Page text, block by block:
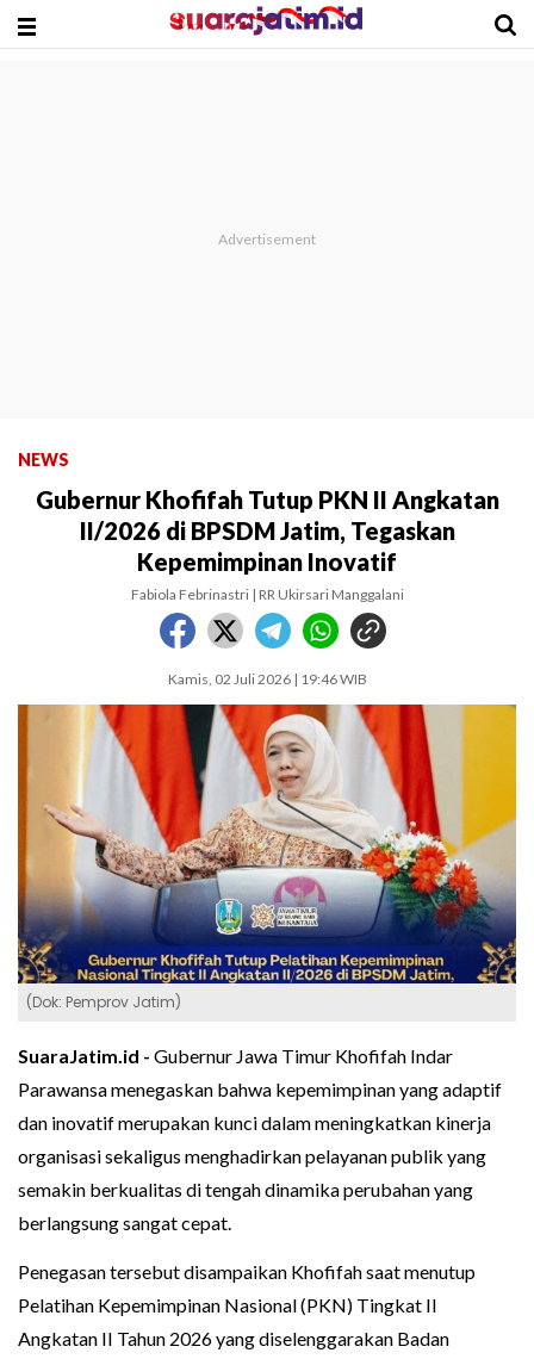
NEWS
Gubernur Khofifah Tutup PKN II Angkatan
II/2026 di BPSDM Jatim, Tegaskan
Kepemimpinan Inovatif
Fabiola Febrinastri | RR Ukirsari Manggalani
Kamis, 02 Juli 2026 | 19:46 WIB
(Dok: Pemprov Jatim)
SuaraJatim.id - Gubernur Jawa Timur Khofifah Indar
Parawansa menegaskan bahwa kepemimpinan yang adaptif
dan inovatif merupakan kunci dalam meningkatkan kinerja
organisasi sekaligus menghadirkan pelayanan publik yang
semakin berkualitas di tengah dinamika perubahan yang
berlangsung sangat cepat.
Penegasan tersebut disampaikan Khofifah saat menutup
Pelatihan Kepemimpinan Nasional (PKN) Tingkat II
Angkatan II Tahun 2026 yang diselenggarakan Badan